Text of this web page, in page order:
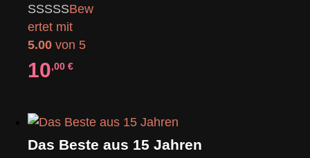
Bew
ertet mit
5.00 von 5
10,00€
Das Beste aus 15 Jahren